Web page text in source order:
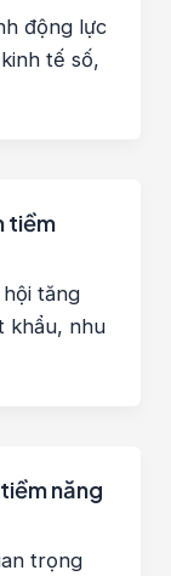
động lực
tế số,
tiềm
tăng
khẩu, nhu
năng
trọng